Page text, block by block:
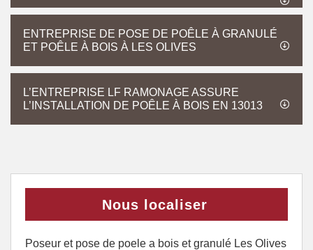
ENTREPRISE DE POSE DE POÊLE À GRANULÉ
ET POÊLE À BOIS À LES OLIVES
L’ENTREPRISE LF RAMONAGE ASSURE
L’INSTALLATION DE POÊLE À BOIS EN 13013
Nous localiser
Poseur et pose de poele a bois et granulé Les Olives